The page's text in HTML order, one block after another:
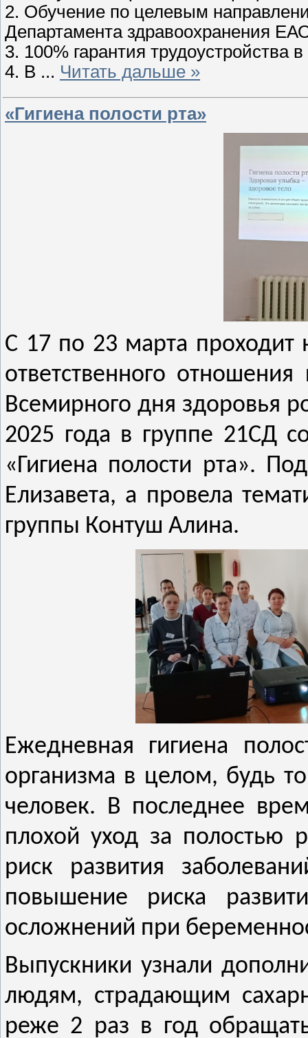
2. Обучение по целевым
Департамента здравоохранения
3. 100% гарантия трудоустройства
4. В ... Читать дальше »
«Гигиена полости рта»
С 17 по 23 марта
ответственного
Всемирного дня здоровья
2025 года в группе 21СД
«Гигиена полости рта».
Елизавета, а провела
группы Контуш Алина.
Ежедневная гигиена
организма в целом, будь
человек. В последнее
плохой уход за полостью
риск развития
повышение риска
осложнений при
Выпускники узнали
людям, страдающим
реже 2 раз в год